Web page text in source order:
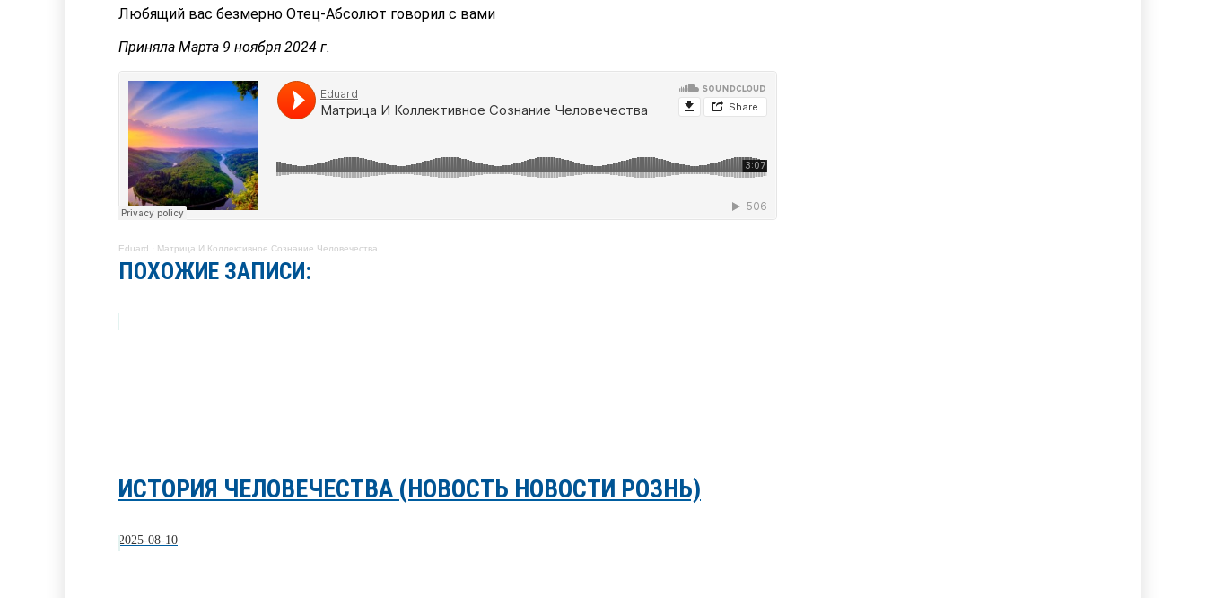
Любящий вас безмерно Отец-Абсолют говорил с вами
Приняла Марта 9 ноября 2024 г.
Eduard · Матрица И Коллективное Сознание Человечества
ПОХОЖИЕ ЗАПИСИ:
ИСТОРИЯ ЧЕЛОВЕЧЕСТВА (НОВОСТЬ НОВОСТИ РОЗНЬ)
2025-08-10